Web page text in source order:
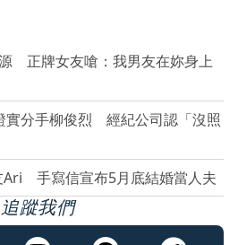
正牌女友嗆：我男友在妳身上
實分手柳俊烈 經紀公司認「沒照
Ari 手寫信宣布5月底結婚當人夫
追蹤我們